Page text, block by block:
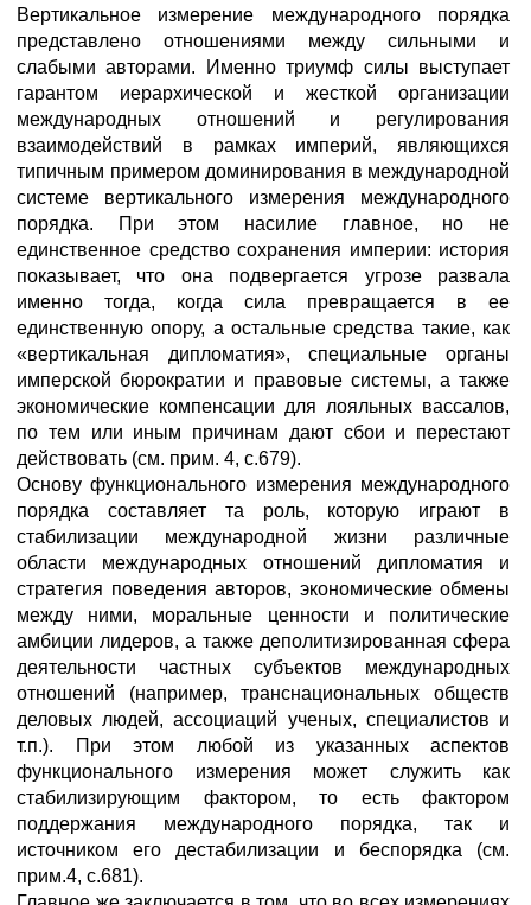
Вертикальное измерение международного порядка
представлено отношениями между сильными и
слабыми авторами. Именно триумф силы выступает
гарантом иерархической и жесткой организации
международных отношений и регулирования
взаимодействий в рамках империй, являющихся
типичным примером доминирования в международной
системе вертикального измерения международного
порядка. При этом насилие главное, но не
единственное средство сохранения империи: история
показывает, что она подвергается угрозе развала
именно тогда, когда сила превращается в ее
единственную опору, а остальные средства такие, как
«вертикальная дипломатия», специальные органы
имперской бюрократии и правовые системы, а также
экономические компенсации для лояльных вассалов,
по тем или иным причинам дают сбои и перестают
действовать (см. прим. 4, с.679).
Основу функционального измерения международного
порядка составляет та роль, которую играют в
стабилизации международной жизни различные
области международных отношений дипломатия и
стратегия поведения авторов, экономические обмены
между ними, моральные ценности и политические
амбиции лидеров, а также деполитизированная сфера
деятельности частных субъектов международных
отношений (например, транснациональных обществ
деловых людей, ассоциаций ученых, специалистов и
т.п.). При этом любой из указанных аспектов
функционального измерения может служить как
стабилизирующим фактором, то есть фактором
поддержания международного порядка, так и
источником его дестабилизации и беспорядка (см.
прим.4, с.681).